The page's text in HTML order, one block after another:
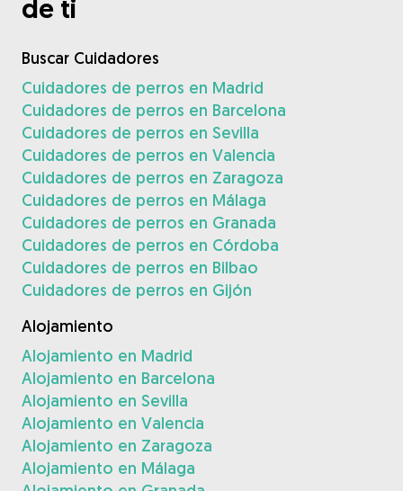
de ti
Buscar Cuidadores
Cuidadores de perros en Madrid
Cuidadores de perros en Barcelona
Cuidadores de perros en Sevilla
Cuidadores de perros en Valencia
Cuidadores de perros en Zaragoza
Cuidadores de perros en Málaga
Cuidadores de perros en Granada
Cuidadores de perros en Córdoba
Cuidadores de perros en Bilbao
Cuidadores de perros en Gijón
Alojamiento
Alojamiento en Madrid
Alojamiento en Barcelona
Alojamiento en Sevilla
Alojamiento en Valencia
Alojamiento en Zaragoza
Alojamiento en Málaga